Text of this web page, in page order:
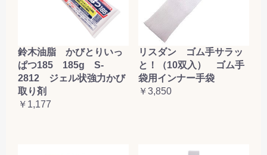
鈴木油脂 かびとりいっ
ぱつ185 185g S-
2812 ジェル状強力かび
取り剤
￥1,177
リスダン ゴム手サラッ
と！（10双入） ゴム手
袋用インナー手袋
￥3,850